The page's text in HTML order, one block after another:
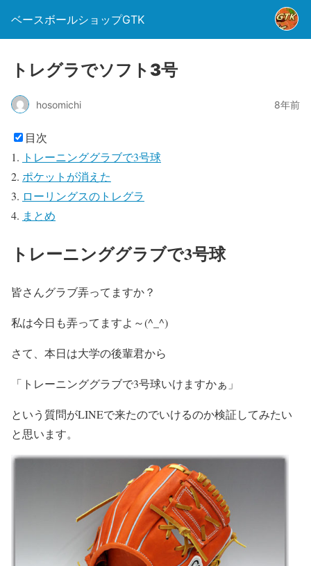
ベースボールショップGTK
トレグラでソフト3号
hosomichi 8年前
目次
トレーニンググラブで3号球
ポケットが消えた
ローリングスのトレグラ
まとめ
トレーニンググラブで3号球
皆さんグラブ弄ってますか？
私は今日も弄ってますよ～(^_^)
さて、本日は大学の後輩君から
「トレーニンググラブで3号球いけますかぁ」
という質問がLINEで来たのでいけるのか検証してみたい
と思います。